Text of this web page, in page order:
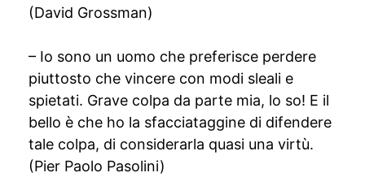
(David Grossman)
– Io sono un uomo che preferisce perdere
piuttosto che vincere con modi sleali e
spietati. Grave colpa da parte mia, lo so! E il
bello è che ho la sfacciataggine di difendere
tale colpa, di considerarla quasi una virtù.
(Pier Paolo Pasolini)